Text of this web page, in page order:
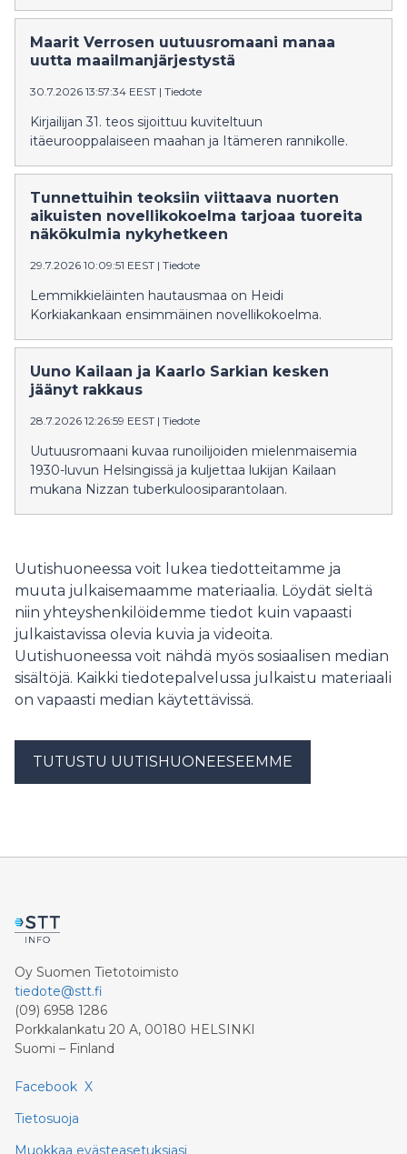
Maarit Verrosen uutuusromaani manaa
uutta maailmanjärjestystä
30.7.2026 13:57:34 EEST | Tiedote
Kirjailijan 31. teos sijoittuu kuviteltuun
itäeurooppalaiseen maahan ja Itämeren rannikolle.
Tunnettuihin teoksiin viittaava nuorten
aikuisten novellikokoelma tarjoaa tuoreita
näkökulmia nykyhetkeen
29.7.2026 10:09:51 EEST | Tiedote
Lemmikkieläinten hautausmaa on Heidi
Korkiakankaan ensimmäinen novellikokoelma.
Uuno Kailaan ja Kaarlo Sarkian kesken
jäänyt rakkaus
28.7.2026 12:26:59 EEST | Tiedote
Uutuusromaani kuvaa runoilijoiden mielenmaisemia
1930-luvun Helsingissä ja kuljettaa lukijan Kailaan
mukana Nizzan tuberkuloosiparantolaan.
Uutishuoneessa voit lukea tiedotteitamme ja
muuta julkaisemaamme materiaalia. Löydät sieltä
niin yhteyshenkilöidemme tiedot kuin vapaasti
julkaistavissa olevia kuvia ja videoita.
Uutishuoneessa voit nähdä myös sosiaalisen median
sisältöjä. Kaikki tiedotepalvelussa julkaistu materiaali
on vapaasti median käytettävissä.
TUTUSTU UUTISHUONEESEEMME
Oy Suomen Tietotoimisto
tiedote@stt.fi
(09) 6958 1286
Porkkalankatu 20 A, 00180 HELSINKI
Suomi – Finland
Facebook X
Tietosuoja
Muokkaa evästeasetuksiasi